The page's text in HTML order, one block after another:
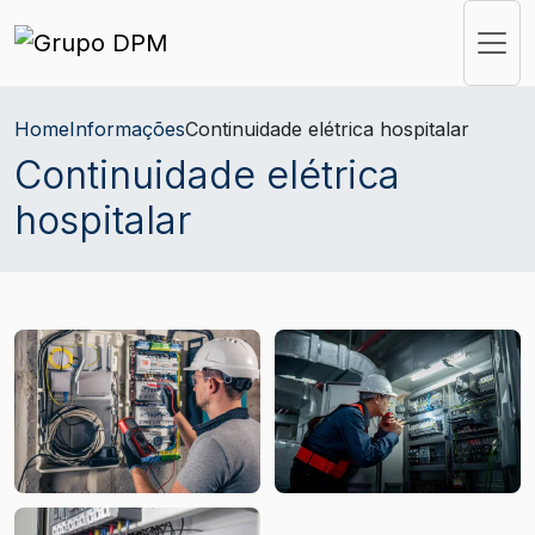
HomeInformaçõesContinuidade elétrica hospitalar
Continuidade elétrica
hospitalar